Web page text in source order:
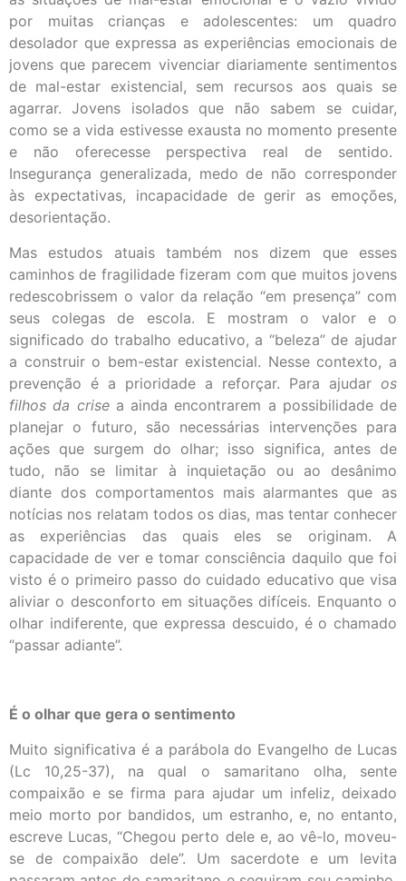
por muitas crianças e adolescentes: um quadro
desolador que expressa as experiências emocionais de
jovens que parecem vivenciar diariamente sentimentos
de mal-estar existencial, sem recursos aos quais se
agarrar. Jovens isolados que não sabem se cuidar,
como se a vida estivesse exausta no momento presente
e não oferecesse perspectiva real de sentido.
Insegurança generalizada, medo de não corresponder
às expectativas, incapacidade de gerir as emoções,
desorientação.
Mas estudos atuais também nos dizem que esses
caminhos de fragilidade fizeram com que muitos jovens
redescobrissem o valor da relação “em presença” com
seus colegas de escola. E mostram o valor e o
significado do trabalho educativo, a “beleza” de ajudar
a construir o bem-estar existencial. Nesse contexto, a
prevenção é a prioridade a reforçar. Para ajudar os
filhos da crisea ainda encontrarem a possibilidade de
planejar o futuro, são necessárias intervenções para
ações que surgem do olhar; isso significa, antes de
tudo, não se limitar à inquietação ou ao desânimo
diante dos comportamentos mais alarmantes que as
notícias nos relatam todos os dias, mas tentar conhecer
as experiências das quais eles se originam. A
capacidade de ver e tomar consciência daquilo que foi
visto é o primeiro passo do cuidado educativo que visa
aliviar o desconforto em situações difíceis. Enquanto o
olhar indiferente, que expressa descuido, é o chamado
“passar adiante”.
É o olhar que gera o sentimento
Muito significativa é a parábola do Evangelho de Lucas
(Lc 10,25-37), na qual o samaritano olha, sente
compaixão e se firma para ajudar um infeliz, deixado
meio morto por bandidos, um estranho, e, no entanto,
escreve Lucas, “Chegou perto dele e, ao vê-lo, moveu-
se de compaixão dele”. Um sacerdote e um levita